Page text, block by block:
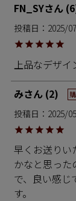
FN_SY 6
投稿日 2025/
上品なデザ
み 2
投稿日 2025/
早くお送りい
かなと思った
で、良い感じ
す。